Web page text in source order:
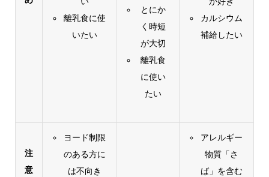
離乳食に使
いたい
とにか
く時短
が大切
離乳食
に使い
たい
カルシウム
補給したい
注
意
ヨード制限
のある方に
は不向き
アレルギー
物質「さ
ば」を含む